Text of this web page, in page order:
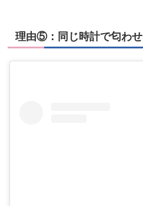
理由⑤：同じ時計で匂わせ